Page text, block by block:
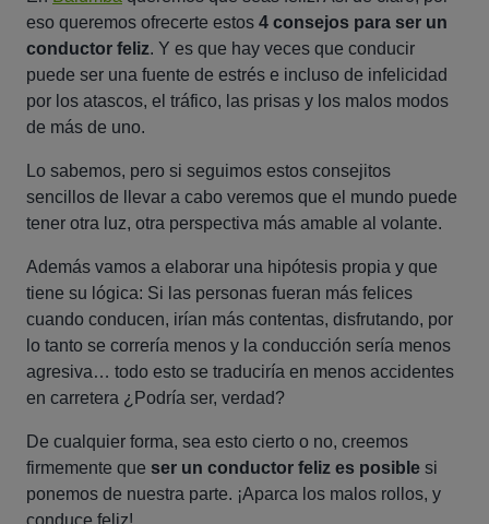
eso queremos ofrecerte estos 4 consejos para ser un
conductor feliz. Y es que hay veces que conducir
puede ser una fuente de estrés e incluso de infelicidad
por los atascos, el tráfico, las prisas y los malos modos
de más de uno.
Lo sabemos, pero si seguimos estos consejitos
sencillos de llevar a cabo veremos que el mundo puede
tener otra luz, otra perspectiva más amable al volante.
Además vamos a elaborar una hipótesis propia y que
tiene su lógica: Si las personas fueran más felices
cuando conducen, irían más contentas, disfrutando, por
lo tanto se correría menos y la conducción sería menos
agresiva… todo esto se traduciría en menos accidentes
en carretera ¿Podría ser, verdad?
De cualquier forma, sea esto cierto o no, creemos
firmemente que ser un conductor feliz es posible si
ponemos de nuestra parte. ¡Aparca los malos rollos, y
conduce feliz!